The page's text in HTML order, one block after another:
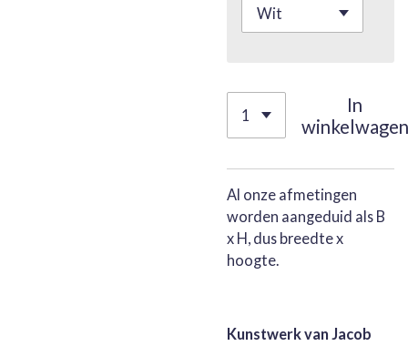
In
winkelwagen
Al onze afmetingen
worden aangeduid als B
x H, dus breedte x
hoogte.
Kunstwerk van Jacob